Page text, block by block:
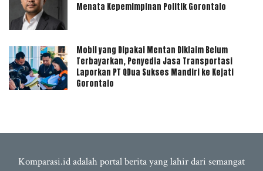
Menata Kepemimpinan Politik Gorontalo
Mobil yang Dipakai Mentan Diklaim Belum
Terbayarkan, Penyedia Jasa Transportasi
Laporkan PT QDua Sukses Mandiri ke Kejati
Gorontalo
Komparasi.id adalah portal berita yang lahir dari semangat